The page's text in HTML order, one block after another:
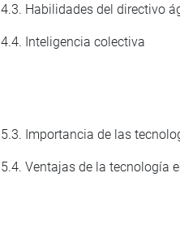
4.3. Habilidades del directivo
4.4. Inteligencia colectiva
5.3. Importancia de las
5.4. Ventajas de la tecnología